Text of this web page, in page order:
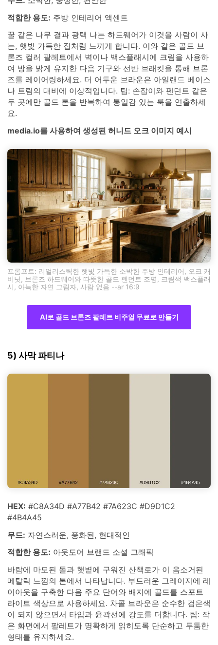
적합한 용도: 주방 인테리어 액센트
꿀 같은 나무 결과 광택 나는 하드웨어가 이것을 사람이 사
는, 햇빛 가득한 집처럼 느끼게 합니다. 이와 같은 골드 브
론즈 컬러 팔레트에서 벽이나 백스플래시에 크림을 사용하
여 방을 밝게 유지한 다음 기구와 선반 브래킷을 통해 브론
즈를 레이어링하세요. 더 어두운 브라운은 아일랜드 베이스
나 트림의 대비에 이상적입니다. 팁: 손잡이와 펜던트 같은
두 곳에만 골드 톤을 반복하여 통일감 있는 룩을 연출하세
요.
media.io를 사용하여 생성된 허니드 오크 이미지 예시
프롬프트: 리얼리스틱한 햇빛 가득한 소박한 주방 인테리어, 오크 캐
비닛, 브론즈 하드웨어와 따뜻한 골드 펜던트 조명, 크림색 백스플래
시, 아늑한 자연 그림자, 사람 없음 --ar 16:9
AI로 골드 브론즈 팔레트 비주얼 무료로 만들기
5) 사막 파티나
HEX: #C8A34D #A77B42 #7A623C #D9D1C2
#4B4A45
무드: 자연스러운, 풍화된, 현대적인
적합한 용도: 아웃도어 브랜드 소셜 그래픽
바람에 마모된 돌과 햇볕에 구워진 산책로가 이 음소거된
메탈릭 느낌의 톤에서 나타납니다. 부드러운 그레이지에 레
이아웃을 구축한 다음 주요 단어와 배지에 골드를 스포트
라이트 색상으로 사용하세요. 차콜 브라운은 순수한 검은색
이 되지 않으면서 타입과 윤곽선에 강도를 더합니다. 팁: 작
은 화면에서 팔레트가 명확하게 읽히도록 단순하고 두툼한
형태를 유지하세요.